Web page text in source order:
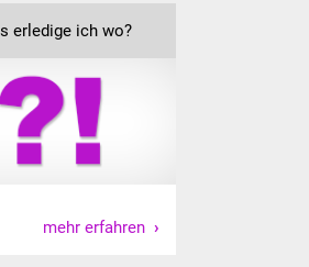
Stadtarchiv
Bürgerhaus
erledige ich wo?
mehr erfahren